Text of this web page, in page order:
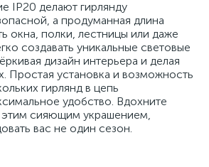
IP20 делают гирлянду
а продуманная длина
окна, полки, лестницы или даже
создавать уникальные световые
дизайн интерьера и делая
Простая установка и возможность
гирлянд в цепь
удобство. Вдохните
сияющим украшением,
вас не один сезон.